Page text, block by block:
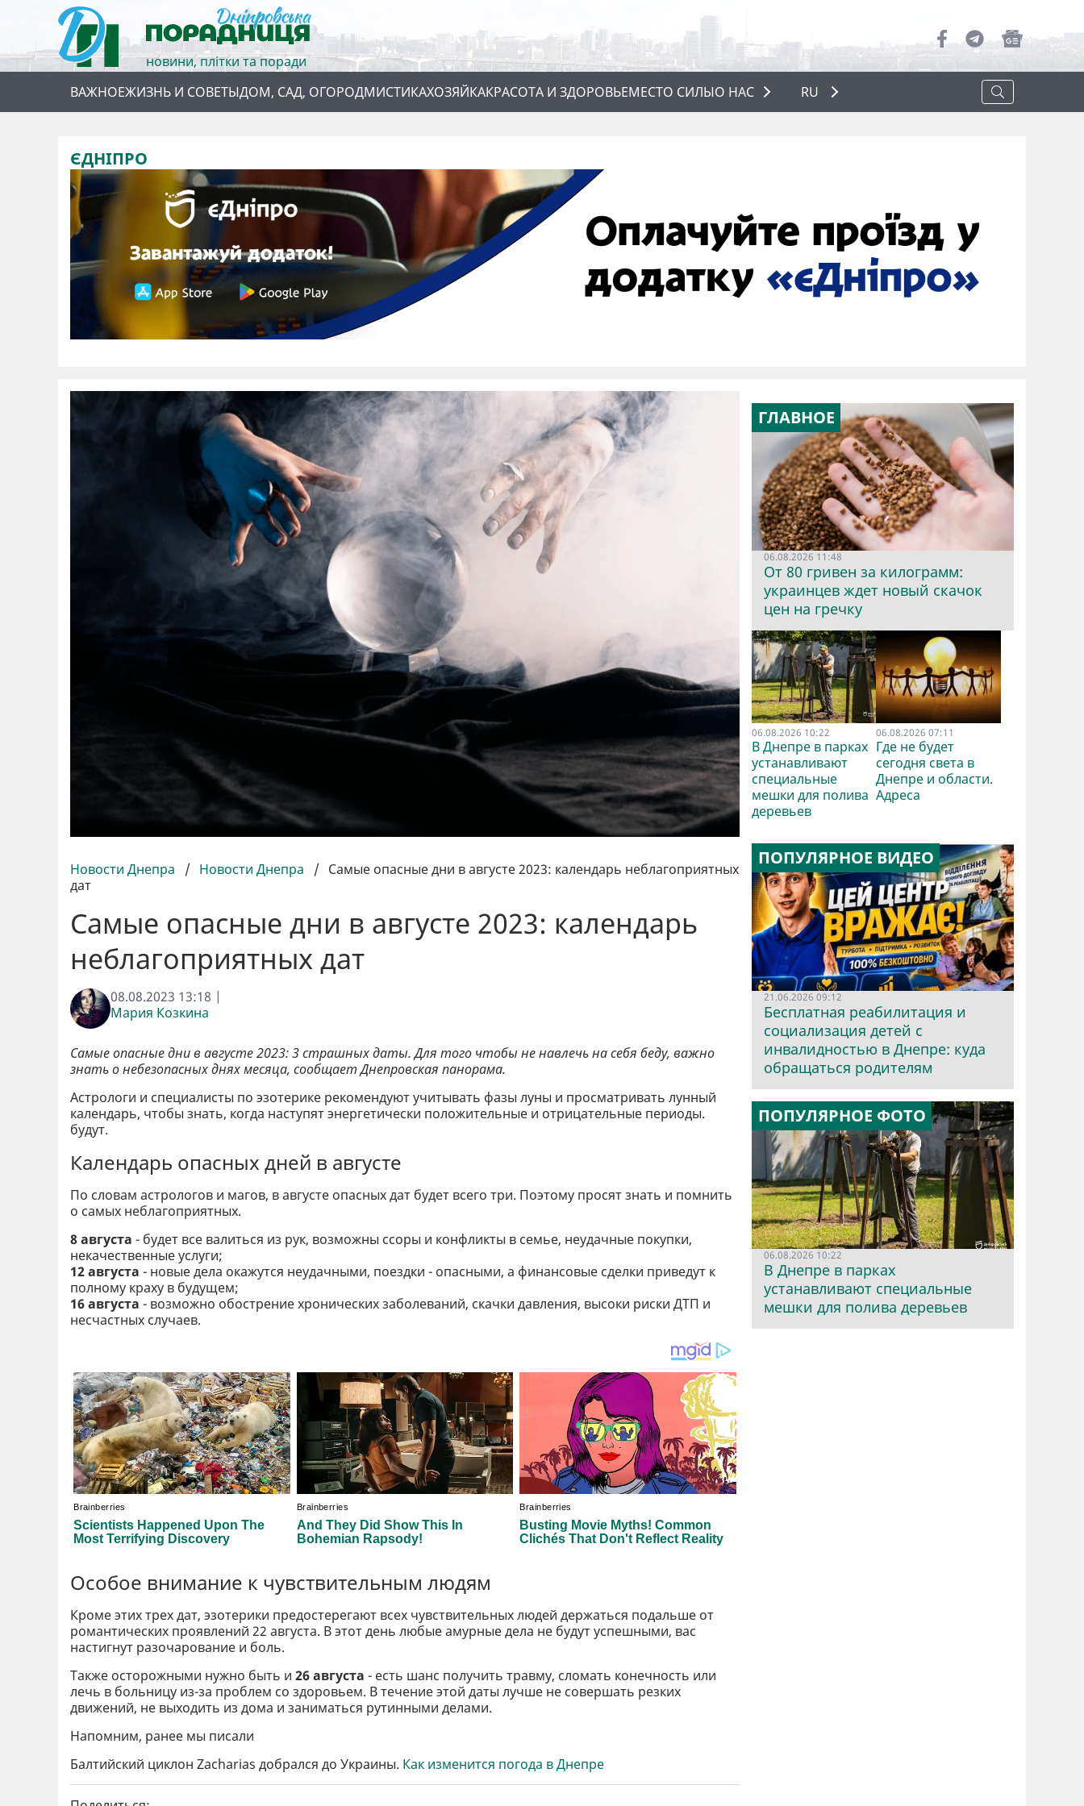
новини, плітки та поради
ВАЖНОЕЖИЗНЬ И СОВЕТЫДОМ, САД, ОГОРОДМИСТИКАХОЗЯЙКАКРАСОТА И ЗДОРОВЬЕМЕСТО СИЛЫО НАС
О НАС
RU
ЄДНІПРО
Новости Днепра / Новости Днепра / Самые опасные дни в августе 2023: календарь неблагоприятных
дат
Самые опасные дни в августе 2023: календарь
неблагоприятных дат
08.08.2023 13:18 |
Мария Козкина
Самые опасные дни в августе 2023: 3 страшных даты. Для того чтобы не навлечь на себя беду, важно
знать о небезопасных днях месяца, сообщает Днепровская панорама.
Астрологи и специалисты по эзотерике рекомендуют учитывать фазы луны и просматривать лунный
календарь, чтобы знать, когда наступят энергетически положительные и отрицательные периоды.
будут.
Календарь опасных дней в августе
По словам астрологов и магов, в августе опасных дат будет всего три. Поэтому просят знать и помнить
о самых неблагоприятных.
8 августа - будет все валиться из рук, возможны ссоры и конфликты в семье, неудачные покупки,
некачественные услуги;
12 августа - новые дела окажутся неудачными, поездки - опасными, а финансовые сделки приведут к
полному краху в будущем;
16 августа - возможно обострение хронических заболеваний, скачки давления, высоки риски ДТП и
несчастных случаев.
Особое внимание к чувствительным людям
Кроме этих трех дат, эзотерики предостерегают всех чувствительных людей держаться подальше от
романтических проявлений 22 августа. В этот день любые амурные дела не будут успешными, вас
настигнут разочарование и боль.
Также осторожными нужно быть и 26 августа - есть шанс получить травму, сломать конечность или
лечь в больницу из-за проблем со здоровьем. В течение этой даты лучше не совершать резких
движений, не выходить из дома и заниматься рутинными делами.
Напомним, ранее мы писали
Балтийский циклон Zacharias добрался до Украины. Как изменится погода в Днепре
ГЛАВНОЕ
06.08.2026 11:48
От 80 гривен за килограмм:
украинцев ждет новый скачок
цен на гречку
06.08.2026 10:22
В Днепре в парках
устанавливают
специальные
мешки для полива
деревьев
06.08.2026 07:11
Где не будет
сегодня света в
Днепре и области.
Адреса
ПОПУЛЯРНОЕ ВИДЕО
21.06.2026 09:12
Бесплатная реабилитация и
социализация детей с
инвалидностью в Днепре: куда
обращаться родителям
ПОПУЛЯРНОЕ ФОТО
06.08.2026 10:22
В Днепре в парках
устанавливают специальные
мешки для полива деревьев